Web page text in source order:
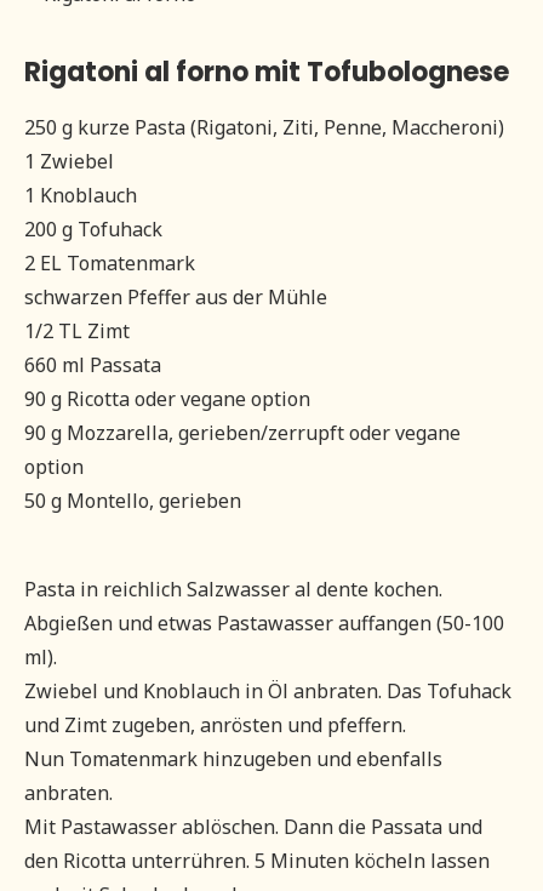
Rigatoni al forno mit Tofubolognese
250 g kurze Pasta (Rigatoni, Ziti, Penne, Maccheroni)
1 Zwiebel
1 Knoblauch
200 g Tofuhack
2 EL Tomatenmark
schwarzen Pfeffer aus der Mühle
1/2 TL Zimt
660 ml Passata
90 g Ricotta oder vegane option
90 g Mozzarella, gerieben/zerrupft oder vegane
option
50 g Montello, gerieben
Pasta in reichlich Salzwasser al dente kochen.
Abgießen und etwas Pastawasser auffangen (50-100
ml).
Zwiebel und Knoblauch in Öl anbraten. Das Tofuhack
und Zimt zugeben, anrösten und pfeffern.
Nun Tomatenmark hinzugeben und ebenfalls
anbraten.
Mit Pastawasser ablöschen. Dann die Passata und
den Ricotta unterrühren. 5 Minuten köcheln lassen